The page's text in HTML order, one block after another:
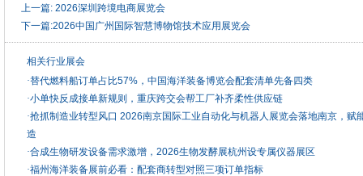
上一篇: 2026深圳跨境电商展览会
下一篇:2026中国广州国际智慧博物馆技术应用展览会
相关行业展会
·替代燃料船订单占比57%，中国海洋装备博览会配套清单先备四类
·小单快反成接单新规则，重庆跨交会帮工厂补齐柔性供应链
·抢抓制造业转型风口 2026南京国际工业自动化与机器人展览会落地南京，赋
造
·合成生物研发设备需求激增，2026生物发酵展杭州设专属仪器展区
·福州海洋装备展前必看：配套商转型对照三项订单指标